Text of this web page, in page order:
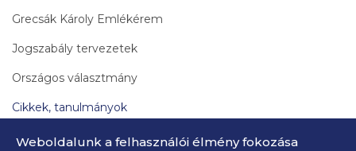
Grecsák Károly Emlékérem
Jogszabály tervezetek
Országos választmány
Cikkek, tanulmányok
Bírák Lapja Archívum
Weboldalunk a felhasználói élmény fokozása